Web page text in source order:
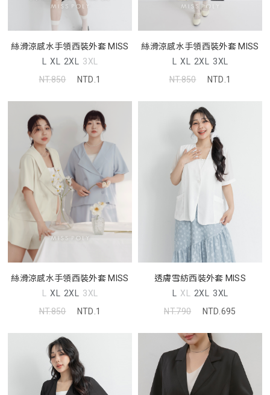
絲滑涼感水手領西裝外套 MISS
L XL 2XL 3XL
NT.850
NTD.1
絲滑涼感水手領西裝外套 MISS
L XL 2XL 3XL
NT.850
NTD.1
絲滑涼感水手領西裝外套 MISS
L XL 2XL 3XL
NT.850
NTD.1
透膚雪紡西裝外套 MISS
L XL 2XL 3XL
NT.790
NTD.695